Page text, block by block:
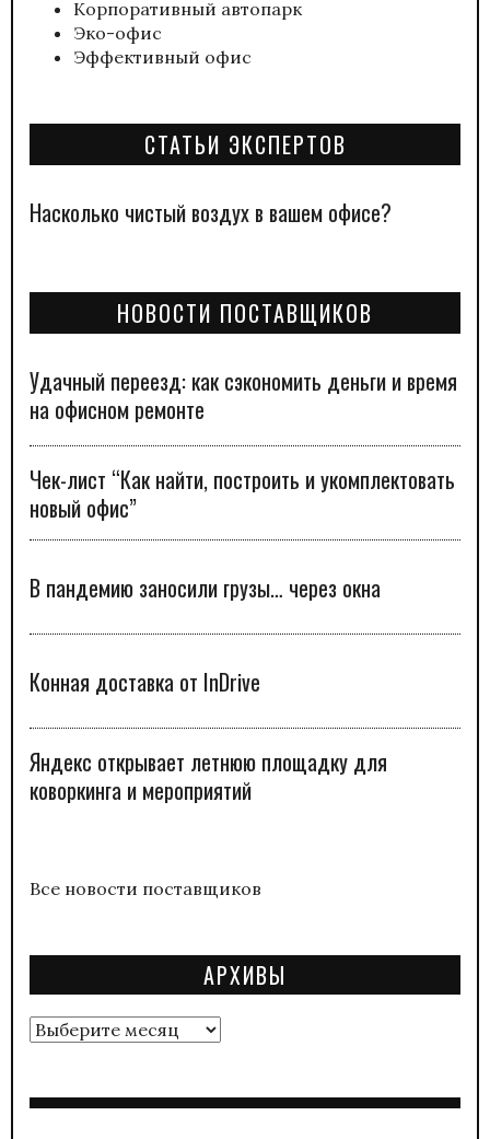
Корпоративный автопарк
Эко-офис
Эффективный офис
СТАТЬИ ЭКСПЕРТОВ
Насколько чистый воздух в вашем офисе?
НОВОСТИ ПОСТАВЩИКОВ
Удачный переезд: как сэкономить деньги и время
на офисном ремонте
Чек-лист “Как найти, построить и укомплектовать
новый офис”
В пандемию заносили грузы… через окна
Конная доставка от InDrive
Яндекс открывает летнюю площадку для
коворкинга и мероприятий
Все новости поставщиков
АРХИВЫ
Архивы